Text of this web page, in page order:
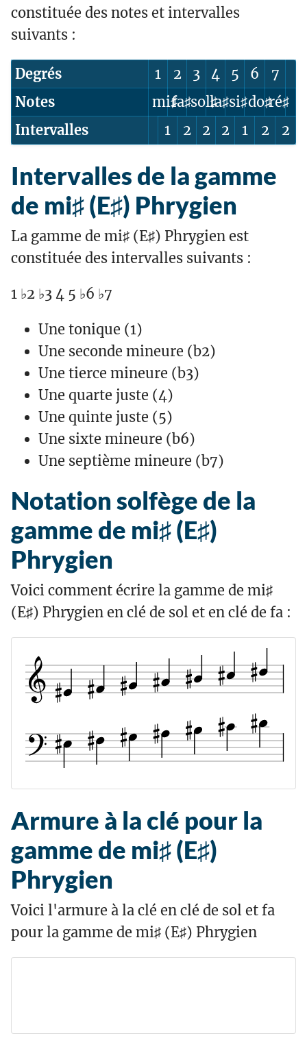
constituée des notes et intervalles
suivants :
Degrés 1 2 3 4 5 6
7
Notes
mi♯fa♯sol♯la♯si♯do♯ré♯
Intervalles
1 2 2 2 1 2 2
Intervalles de la gamme
de mi♯ (E♯) Phrygien
La gamme de mi♯ (E♯) Phrygien est
constituée des intervalles suivants :
1 ♭2 ♭3 4 5 ♭6 ♭7
Une tonique (1)
Une seconde mineure (b2)
Une tierce mineure (b3)
Une quarte juste (4)
Une quinte juste (5)
Une sixte mineure (b6)
Une septième mineure (b7)
Notation solfège de la
gamme de mi♯ (E♯)
Phrygien
Voici comment écrire la gamme de mi♯
(E♯) Phrygien en clé de sol et en clé de fa :
Armure à la clé pour la
gamme de mi♯ (E♯)
Phrygien
Voici l'armure à la clé en clé de sol et fa
pour la gamme de mi♯ (E♯) Phrygien